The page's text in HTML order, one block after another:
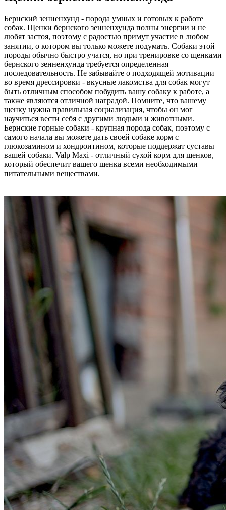
Бернский зенненхунд - порода умных и готовых к работе
собак. Щенки бернского зенненхунда полны энергии и не
любят застоя, поэтому с радостью примут участие в любом
занятии, о котором вы только можете подумать. Собаки этой
породы обычно быстро учатся, но при тренировке со щенками
бернского зенненхунда требуется определенная
последовательность. Не забывайте о подходящей мотивации
во время дрессировки - вкусные лакомства для собак могут
быть отличным способом побудить вашу собаку к работе, а
также являются отличной наградой. Помните, что вашему
щенку нужна правильная социализация, чтобы он мог
научиться вести себя с другими людьми и животными.
Бернские горные собаки - крупная порода собак, поэтому с
самого начала вы можете дать своей собаке корм с
глюкозамином и хондроитином, которые поддержат суставы
вашей собаки. Valp Maxi - отличный сухой корм для щенков,
который обеспечит вашего щенка всеми необходимыми
питательными веществами.